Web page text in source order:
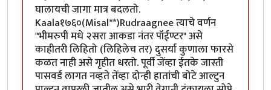
घालायची जागा मात्र बदलतो.
Kaala१७६०(Misal**)Rudraagnee त्याचे वर्णन
"भीमरुपी मधे २सरा आकडा नंतर पॉईण्टर" असे
काहीतरी लिहितो (लिहिलेच तर) दुसर्या कुणाला फारसे
कळत नाही असे गृहीत धरतो. पूर्वी जेंव्हा ईतके जास्ती
पासवर्ड लागत नव्हते तेंव्हा दोन्ही हातांची बोटे आल्टुन